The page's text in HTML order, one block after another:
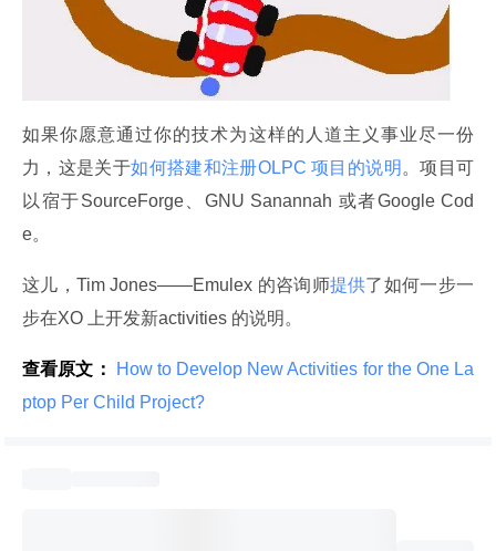
如果你愿意通过你的技术为这样的人道主义事业尽一份
力，这是关于如何搭建和注册OLPC 项目的说明 。项目可
以宿于SourceForge、GNU Sanannah 或者Google Cod
e。
这儿，Tim Jones——Emulex 的咨询师提供了如何一步一
步在XO 上开发新activities 的说明。
查看原文：
How to Develop New Activities for the One La
ptop Per Child Project?